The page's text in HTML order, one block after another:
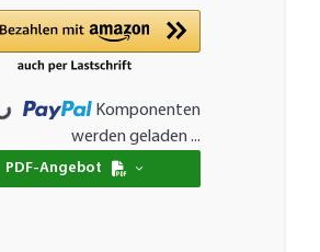
Komponenten
werden geladen ...
PDF-Angebot